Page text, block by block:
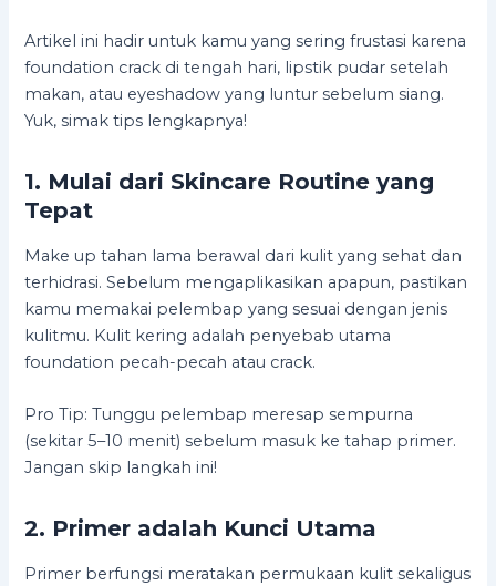
Artikel ini hadir untuk kamu yang sering frustasi karena
foundation crack di tengah hari, lipstik pudar setelah
makan, atau eyeshadow yang luntur sebelum siang.
Yuk, simak tips lengkapnya!
1. Mulai dari Skincare Routine yang
Tepat
Make up tahan lama berawal dari kulit yang sehat dan
terhidrasi. Sebelum mengaplikasikan apapun, pastikan
kamu memakai pelembap yang sesuai dengan jenis
kulitmu. Kulit kering adalah penyebab utama
foundation pecah-pecah atau crack.
Pro Tip: Tunggu pelembap meresap sempurna
(sekitar 5–10 menit) sebelum masuk ke tahap primer.
Jangan skip langkah ini!
2. Primer adalah Kunci Utama
Primer berfungsi meratakan permukaan kulit sekaligus